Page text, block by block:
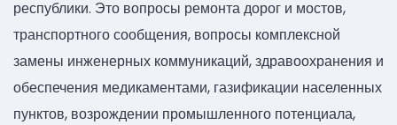
республики. Это вопросы ремонта дорог и мостов,
транспортного сообщения, вопросы комплексной
замены инженерных коммуникаций, здравоохранения и
обеспечения медикаментами, газификации населенных
пунктов, возрождении промышленного потенциала,